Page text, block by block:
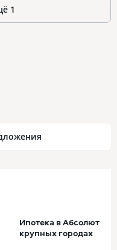
1
Ипотека в Абсолют
крупных городах